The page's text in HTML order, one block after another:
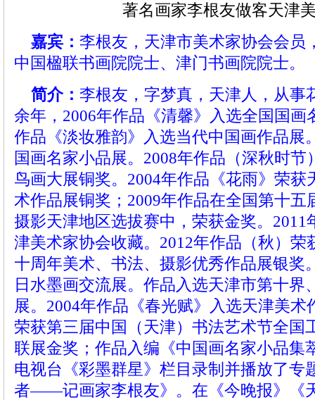
著名画家李根友做客天津
嘉宾：李根友，天津市美术家协会会员
中国楹联书画院院士、津门书画院院士。
简介：李根友，字梦真，天津人，从事
余年，2006年作品《清馨》入选全国国画
作品《淡妆雅韵》入选当代中国画作品展
国画名家小品展。2008年作品（深秋时节
鸟画大展铜奖。2004年作品《花雨》荣获
术作品展铜奖；2009年作品在全国第十五
摄影天津地区选拔赛中，荣获金奖。2011
津美术家协会收藏。2012年作品（秋）荣
十周年美术、书法、摄影优秀作品展银奖
日水墨画交流展。作品入选天津市第十界
展。2004年作品《春光赋》入选天津美术
荣获第三届中国（天津）书法艺术节全国
联展金奖；作品入编《中国画名家小品集
电视台《彩墨群星》栏目录制并播放了专
者——记画家李根友》。在《今晚报》《